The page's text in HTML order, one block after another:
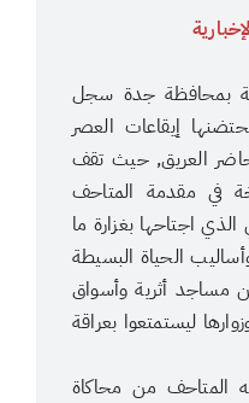
بمحافظة جدة سجل
إيقاعات العصر
العريق, حيث تقف
في مقدمة المتاحف
اجتاحها بغزارة ما
الحياة البسيطة
مساجد أثرية وأسواق
ليستمتعوا بعراقة
المتاحف من محاكاة